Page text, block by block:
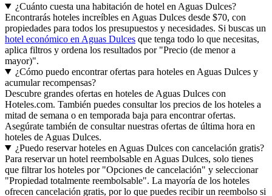
¿Cuánto cuesta una habitación de hotel en Aguas Dulces?
Encontrarás hoteles increíbles en Aguas Dulces desde $70, con
propiedades para todos los presupuestos y necesidades. Si buscas un
hotel económico en Aguas Dulces que tenga todo lo que necesitas,
aplica filtros y ordena los resultados por "Precio (de menor a
mayor)".
¿Cómo puedo encontrar ofertas para hoteles en Aguas Dulces y
acumular recompensas?
Descubre grandes ofertas en hoteles de Aguas Dulces con
Hoteles.com. También puedes consultar los precios de los hoteles a
mitad de semana o en temporada baja para encontrar ofertas.
Asegúrate también de consultar nuestras ofertas de última hora en
hoteles de Aguas Dulces.
¿Puedo reservar hoteles en Aguas Dulces con cancelación gratis?
Para reservar un hotel reembolsable en Aguas Dulces, solo tienes
que filtrar los hoteles por "Opciones de cancelación" y seleccionar
"Propiedad totalmente reembolsable". La mayoría de los hoteles
ofrecen cancelación gratis, por lo que puedes recibir un reembolso si